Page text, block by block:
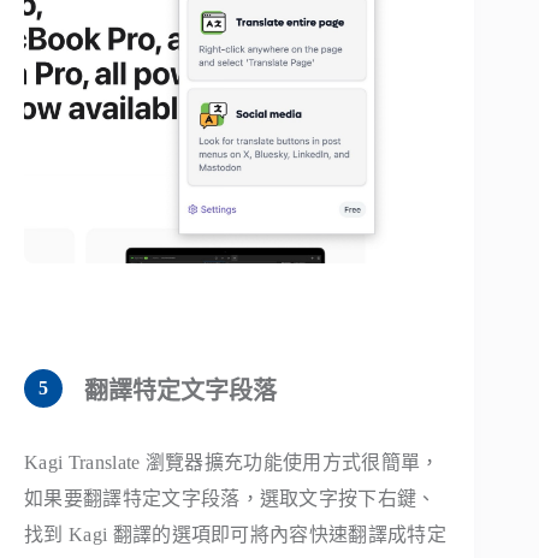
翻譯特定文字段落
Kagi Translate 瀏覽器擴充功能使用方式很簡單，
如果要翻譯特定文字段落，選取文字按下右鍵、
找到 Kagi 翻譯的選項即可將內容快速翻譯成特定